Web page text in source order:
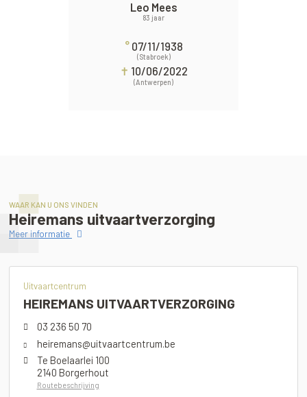
Leo Mees
83 jaar
° 07/11/1938
(Stabroek)
✝ 10/06/2022
(Antwerpen)
WAAR KAN U ONS VINDEN
Heiremans uitvaartverzorging
Meer informatie
Uitvaartcentrum
HEIREMANS UITVAARTVERZORGING
03 236 50 70
heiremans@uitvaartcentrum.be
Te Boelaarlei 100
2140 Borgerhout
Routebeschrijving